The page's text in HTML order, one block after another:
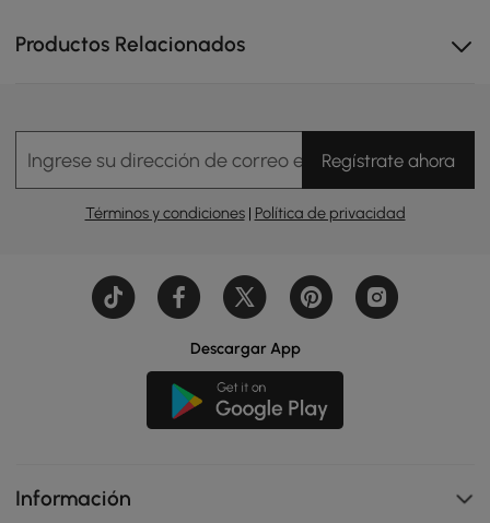
Productos Relacionados
Ingrese su dirección de correo electrónicoRegístrate ahora
Términos y condiciones| Política de privacidad
Descargar App
Información